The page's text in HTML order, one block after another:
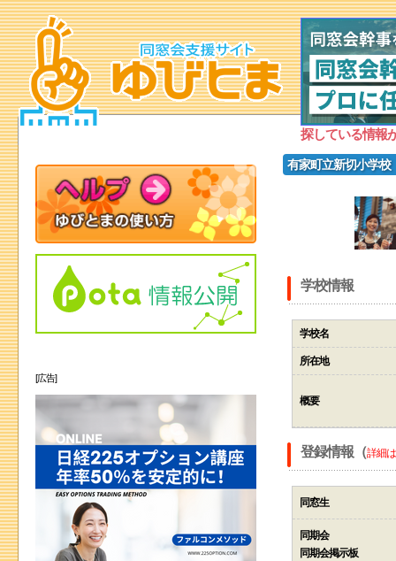
探している情報
有家町立新切小学校
学校情報
学校名
所在地
概要
登録情報（詳細
同窓生
同期会
同期会掲示板
[広告]